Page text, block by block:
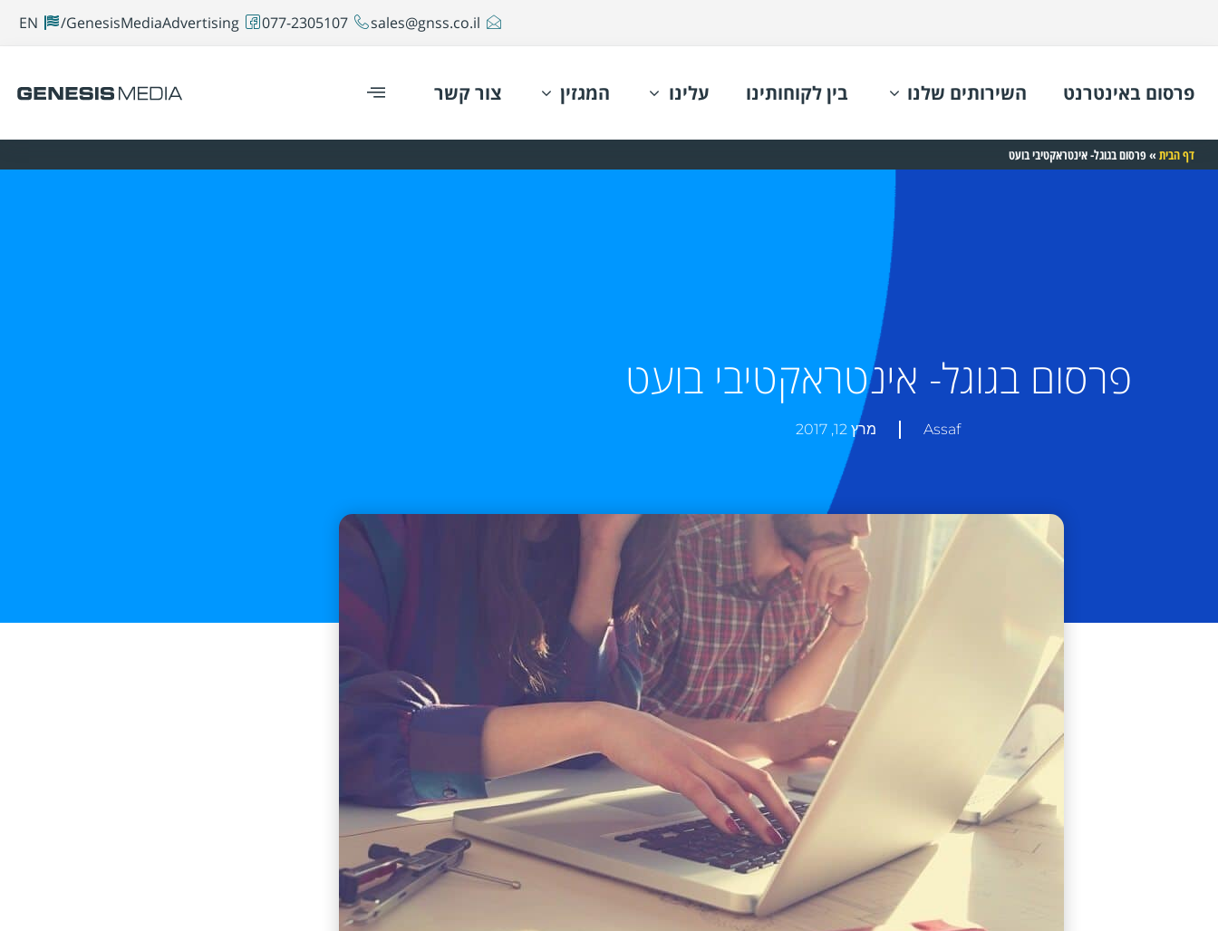
sales@gnss.co.il
077-2305107
GenesisMediaAdvertising/
EN
פרסום באינטרנט השירותים שלנו בין לקוחותינו עלינו המגזין צור קשר
דף הבית »פרסום בגוגל- אינטראקטיבי בועט
פרסום בגוגל- אינטראקטיבי בועט
Assaf מרץ 12, 2017